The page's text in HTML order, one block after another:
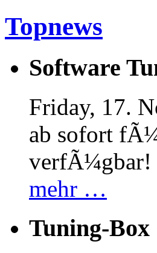
Topnews
Software
Friday, 17.
ab sofort
verfÃ¼gbar!
mehr …
Tuning-